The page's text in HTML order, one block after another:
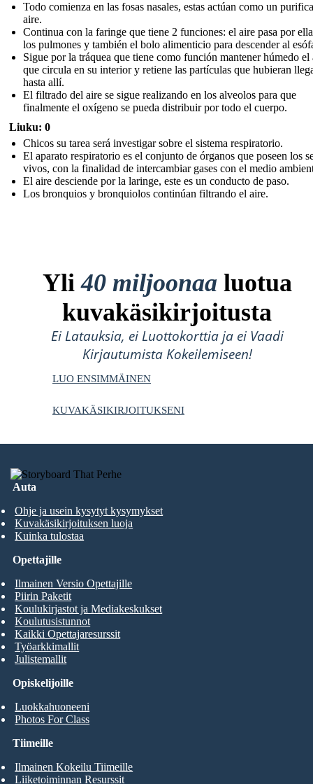
Todo comienza en las fosas nasales , estas actúan como un
aire.
Continua con la faringe que tiene 2 funciones: el aire pasa por
los pulmones y también el bolo alimenticio para descender al
Sigue por la tráquea que tiene como función mantener húmedo el
que circula en su interior y retiene las partículas que hubieran
hasta allí.
El filtrado del aire se sigue realizando en los alveolos par a que
finalmente el oxígeno se pueda distribuir por todo el cuerpo.
Liuku: 0
Chicos su tarea será investigar sobre el sistema respiratorio .
El aparato respiratorio es el conjunto de órganos que poseen los
vivos, con la finalidad de intercambiar gases con el medio
El aire desciende por la laringe , este es un conducto de paso.
Los bronquios y bronquiolos continúan filtrando el aire.
Yli40 miljoonaa luotua
kuvakäsikirjoitusta
Ei Latauksia, ei Luottokorttia ja ei Vaadi
Kirjautumista Kokeilemiseen!
LUO ENSIMMÄINEN
KUVAKÄSIKIRJOITUKSENI
Auta
Ohje ja usein kysytyt kysymykset
Kuvakäsikirjoituksen luoja
Kuinka tulostaa
Opiskelijoille
Luokkahuoneeni
Photos For Class
Opettajille
Ilmainen Versio Opettajille
Piirin Paketit
Koulukirjastot ja Mediakeskukset
Koulutusistunnot
Kaikki Opettajaresurssit
Työarkkimallit
Julistemallit
Tiimeille
Ilmainen Kokeilu Tiimeille
Liiketoiminnan Resurssit